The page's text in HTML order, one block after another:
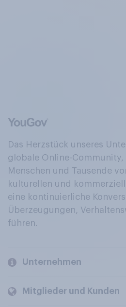
Das Herzstück unseres
globale Online-
Menschen und Tausende
kulturellen und
eine kontinuierliche
Überzeugungen,
führen.
Unternehmen
Mitglieder und Kunden